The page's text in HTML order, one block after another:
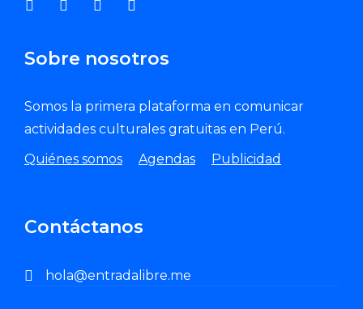
Sobre nosotros
Somos la primera plataforma en comunicar
actividades culturales gratuitas en Perú.
Quiénes somos
Agendas Publicidad
Contáctanos
hola@entradalibre.me